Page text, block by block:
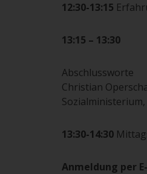
12:30-13:15
13:15 – 13:30
Abschlussworte
Christian
13:30-14:30
Anmeldung per